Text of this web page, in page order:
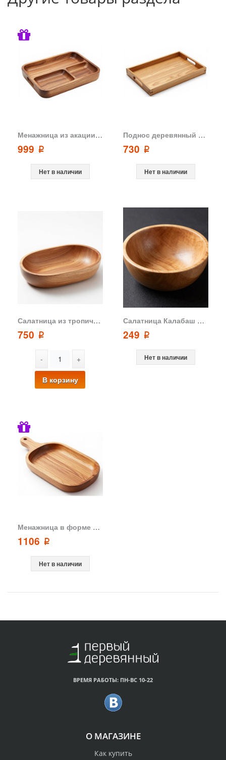
Менажница из акации Фиеста GreenWay
999 p
Нет в наличии
Поднос деревянный из тропической акации 32,5х20х2,5 см от OrientalWay
730 p
Нет в наличии
Салатница из тропической акации "Каравелла" 21,5х12,5х7,5 см от OrientalWay
750 p
- +
В корзину
Салатница Калабаш малая из акации GreenWay
249 p
Нет в наличии
Менажница в форме листа из акации Флирт GreenWay
1106 p
Нет в наличии
ВРЕМЯ РАБОТЫ: ПН-ВС 10-22
О МАГАЗИНЕ
Как купить